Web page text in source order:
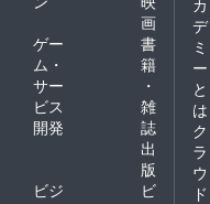
画
ゲー
ム・
サー
ビス
開発
書
籍
・
雑
誌
出
版
ビジ
ビ
デ
ミ
ー
と
は
ク
ラ
ウ
ド